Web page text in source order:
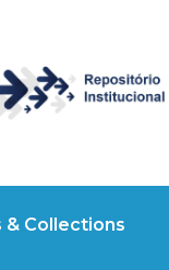
& Collections